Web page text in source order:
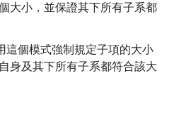
大小，並保證其下所有子系都
這個模式強制規定子項的大小
身及其下所有子系都符合該大